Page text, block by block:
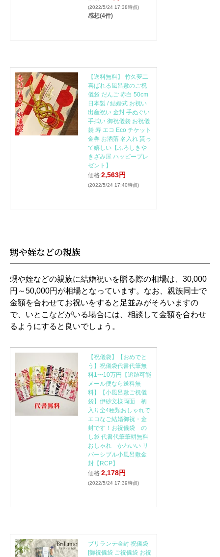
(2022/5/24 17:38時点)
感想(4件)
【送料無料】 竹久夢二
喜ばれる風呂敷のご祝
儀袋 だんご 赤白 50cm
日本製 / 結婚式 お祝い
出産祝い 金封 手ぬぐい
手拭い 御祝儀袋 お祝儀
袋 寿 エコ Eco チケット
金券 お洒落 名入れ 貰っ
て嬉しい【ふろしきや
きざみ屋 ハッピープレ
ゼント】
価格:2,563円
(2022/5/24 17:40時点)
甥や姪などの親族
甥や姪などの親族に結婚祝いを贈る際の相場は、30,000
円～50,000円が相場となっています。なお、親族同士で
金額を合わせてお祝いをすると足並みがそろいますの
で、いとこなどがいる場合には、相談して金額を合わせ
るようにすると良いでしょう。
【祝儀袋】【おめでと
う】祝儀袋代書代筆無
料1〜10万円【追跡可能
メール便なら送料無
料】【小風呂敷ご祝儀
袋】伊砂文様両面 柄
入り全4種類おしゃれで
エコなご結婚御祝・金
封です！お祝儀袋 の
し袋 代書代筆筆耕無料
おしゃれ かわいい リ
バーシブル小風呂敷金
封【RCP】
価格:2,178円
(2022/5/24 17:39時点)
ブリランテ金封 祝儀袋
[御祝儀袋 ご祝儀袋 お祝